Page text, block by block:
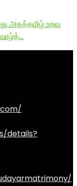
அகத்தமிழ் உறவு
details?